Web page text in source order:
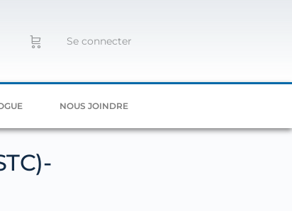
Se connecter
NOUS JOINDRE